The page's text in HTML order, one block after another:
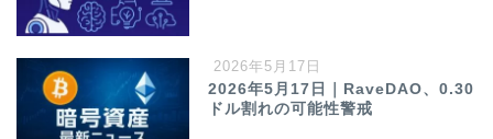
2026年5月17日
2026年5月17日｜RaveDAO、0.30
ドル割れの可能性警戒